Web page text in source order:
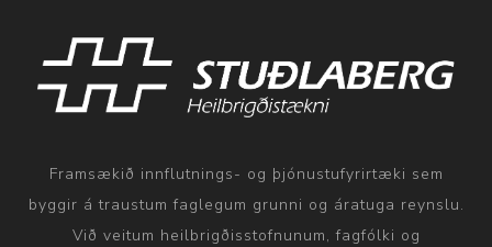
Framsækið innflutnings- og þjónustufyrirtæki sem
byggir á traustum faglegum grunni og áratuga reynslu.
Við veitum heilbrigðisstofnunum, fagfólki og